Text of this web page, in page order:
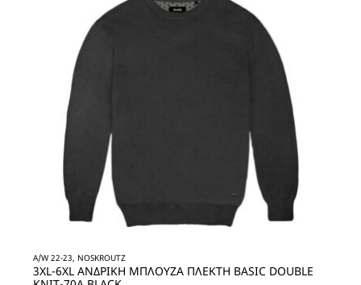
A/W 22-23, NOSKROUTZ
3XL-6XL ΑΝΔΡΙΚΗ ΜΠΛΟΥΖΑ ΠΛΕΚΤΗ BASIC DOUBLE